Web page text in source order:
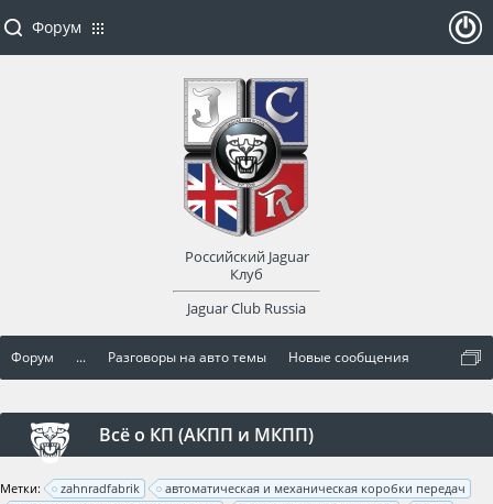
Форум ... Разговоры на авто темы Новые сообщения
Всё о КП (АКПП и МКПП)
Метки: zahnradfabrik
автоматическая и механическая коробки передач
Форум
Российский Jaguar
Клуб
Jaguar Club Russia
оват